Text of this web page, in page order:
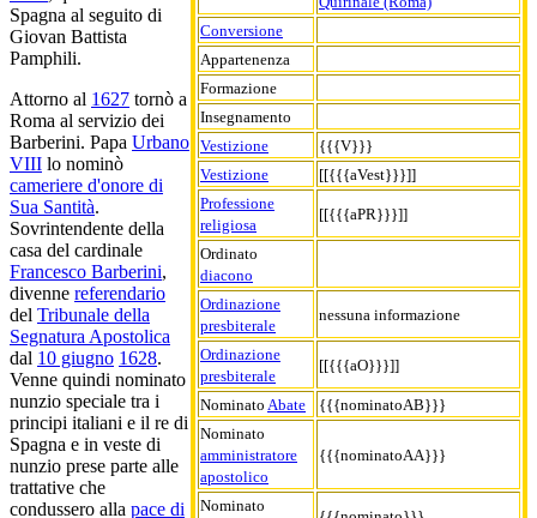
Conversione
Appartenenza
Formazione
Insegnamento
Vestizione
{{{V}}}
Vestizione
[[{{{aVest}}}]]
Professione
religiosa
[[{{{aPR}}}]]
Ordinato
diacono
Ordinazione
presbiterale
nessuna informazione
Ordinazione
presbiterale
[[{{{aO}}}]]
Nominato Abate
{{{nominatoAB}}}
Nominato
amministratore
apostolico
{{{nominatoAA}}}
Nominato
Spagna al seguito di
Giovan Battista
Pamphili.
Attorno al 1627 tornò a
Roma al servizio dei
Barberini. Papa Urbano
VIII lo nominò
cameriere d'onore di
Sua Santità.
Sovrintendente della
casa del cardinale
Francesco Barberini,
divenne referendario
del Tribunale della
Segnatura Apostolica
dal 10 giugno 1628.
Venne quindi nominato
nunzio speciale tra i
principi italiani e il re di
Spagna e in veste di
nunzio prese parte alle
trattative che
condussero alla pace di